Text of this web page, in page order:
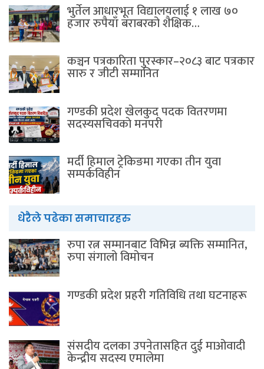
भुर्तेल आधारभूत विद्यालयलाई १ लाख ७०
हजार रुपैयाँ बराबरको शैक्षिक…
कञ्चन पत्रकारिता पुरस्कार–२०८३ बाट पत्रकार
सारु र जीटी सम्मानित
गण्डकी प्रदेश खेलकुद पदक वितरणमा
सदस्यसचिवकाे मनपरी
मर्दी हिमाल ट्रेकिङमा गएका तीन युवा
सम्पर्कविहीन
धेरैले पढेका समाचारहरु
रुपा रत्न सम्मानबाट विभिन्न ब्यक्ति सम्मानित,
रुपा संगालो विमोचन
गण्डकी प्रदेश प्रहरी गतिविधि तथा घटनाहरू
संसदीय दलका उपनेतासहित दुई माओवादी
केन्द्रीय सदस्य एमालेमा